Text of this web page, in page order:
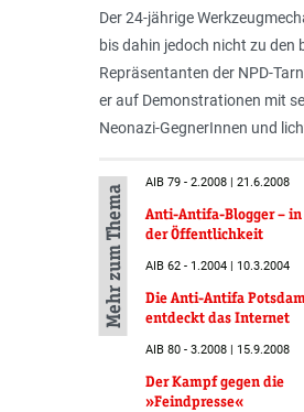
Der 24-jährige
bis dahin jedoch nicht zu den
Repräsentanten der NPD-
er auf Demonstrationen mit
Neonazi-GegnerInnen und
Mehr zum Thema
AIB 79 - 2.2008 | 21.6.2008
Anti-Antifa-Blogger – in
der Öffentlichkeit
AIB 62 - 1.2004 | 10.3.2004
Die Anti-Antifa
entdeckt das Internet
AIB 80 - 3.2008 | 15.9.2008
Der Kampf gegen die
»Feindpresse«